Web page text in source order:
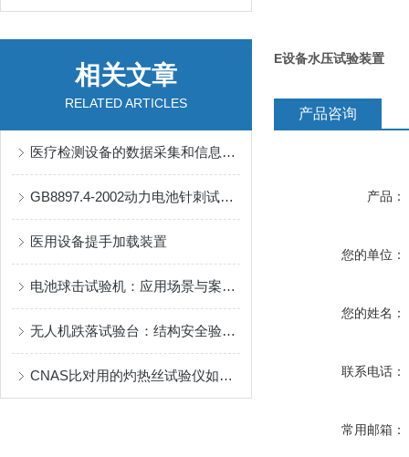
相关文章
RELATED ARTICLES
医疗检测设备的数据采集和信息处理技术探索
GB8897.4-2002动力电池针刺试验机
医用设备提手加载装置
电池球击试验机：应用场景与案例分享
无人机跌落试验台：结构安全验证的“实战模拟器”
CNAS比对用的灼热丝试验仪如何选择
E设备水压试验装置
产品咨询
产品：
您的单位：
您的姓名：
联系电话：
常用邮箱：